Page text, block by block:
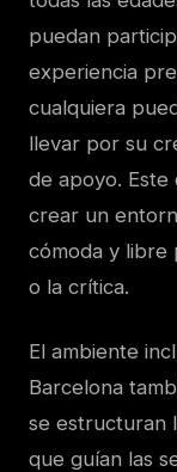
puedan
experiencia
cualquiera
llevar por su
de apoyo. Este
crear un
cómoda y libre
o la crítica.
El ambiente
Barcelona
se estructuran
que guían las